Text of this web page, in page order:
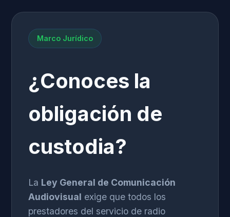
Marco Jurídico
¿Conoces la
obligación de
custodia?
La Ley General de Comunicación
Audiovisual exige que todos los
prestadores del servicio de radio